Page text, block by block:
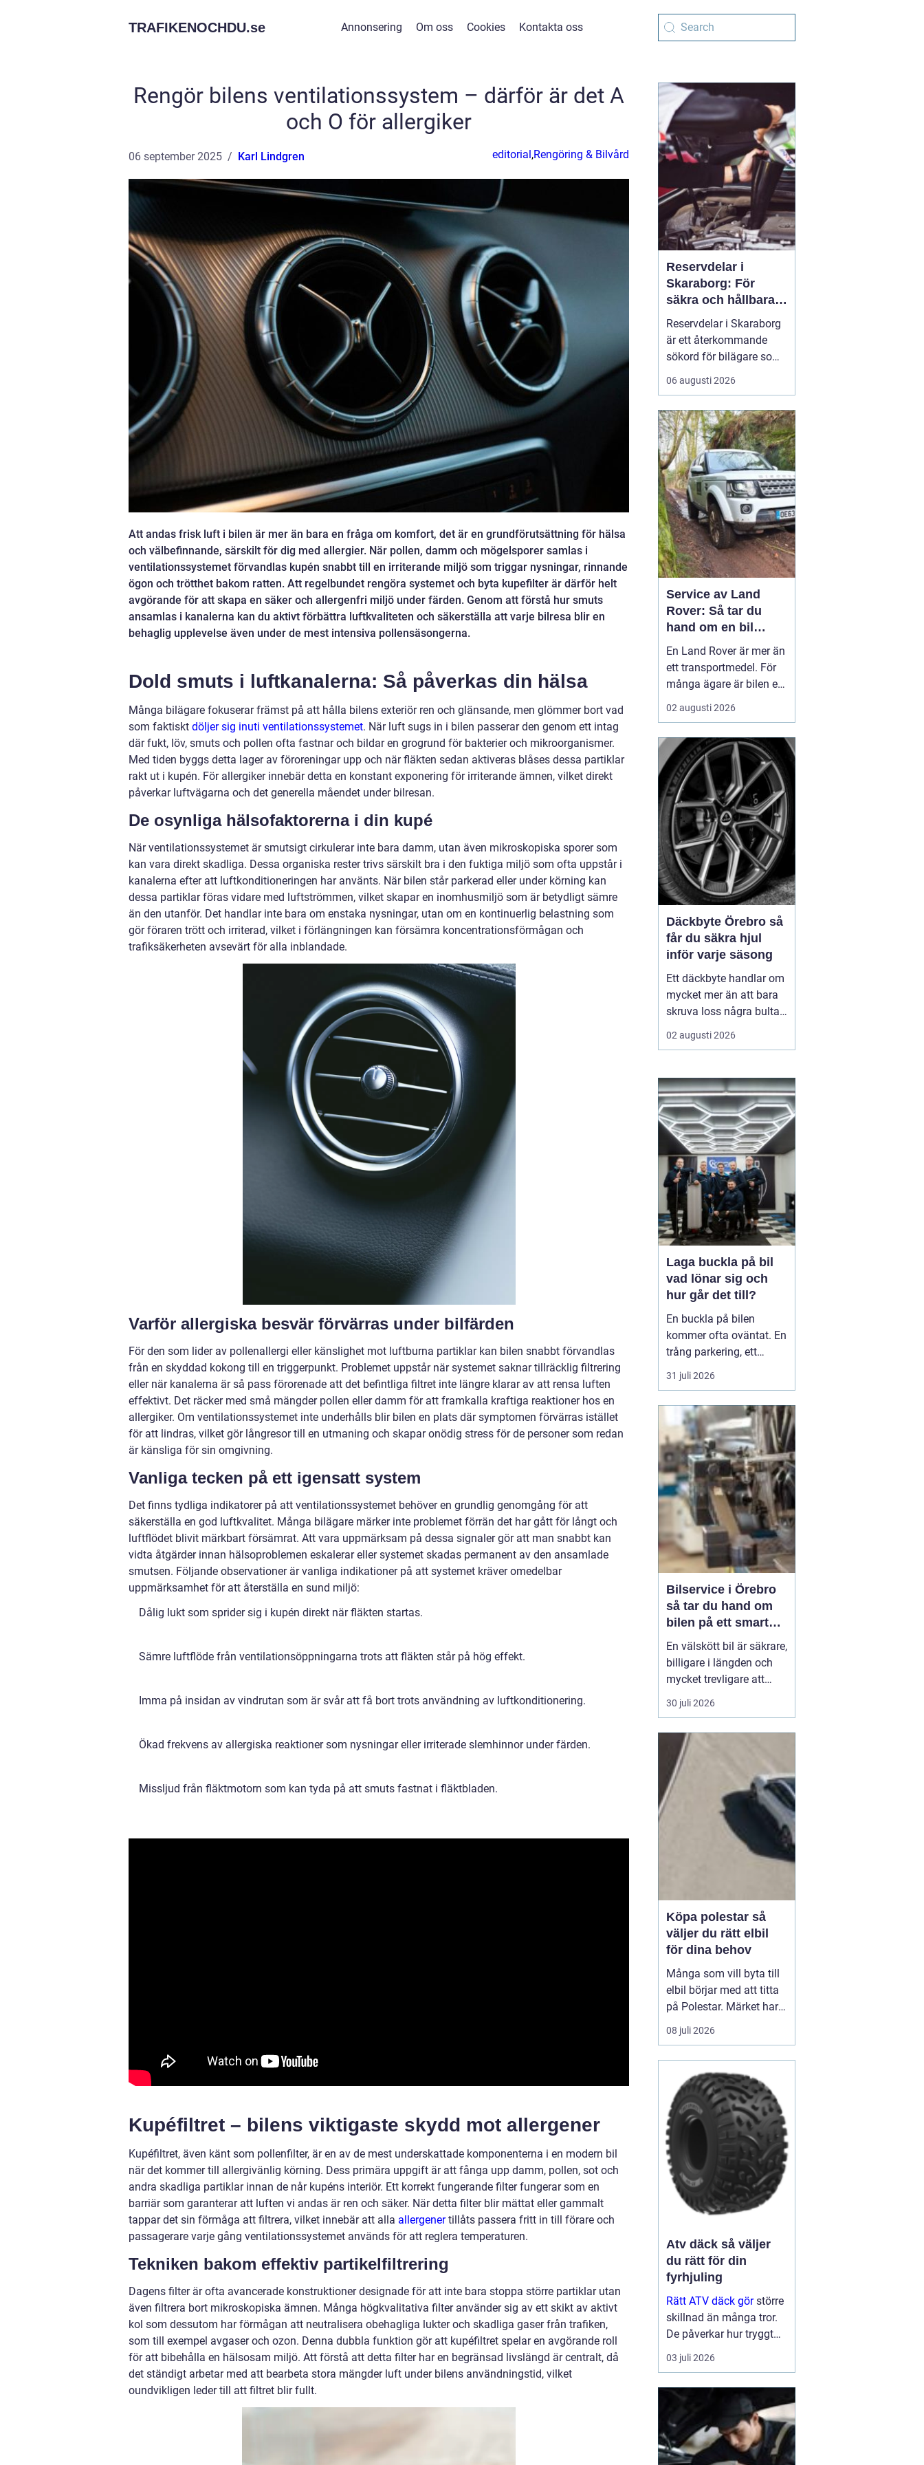
TRAFIKENOCHDU.se Annonsering Om oss Cookies Kontakta oss
Rengör bilens ventilationssystem – därför är det A
och O för allergiker
06 september 2025 Karl Lindgren editorial,Rengöring & Bilvård
Att andas frisk luft i bilen är mer än bara en fråga om komfort, det är en grundförutsättning för hälsa
och välbefinnande, särskilt för dig med allergier. När pollen, damm och mögelsporer samlas i
ventilationssystemet förvandlas kupén snabbt till en irriterande miljö som triggar nysningar, rinnande
ögon och trötthet bakom ratten. Att regelbundet rengöra systemet och byta kupefilter är därför helt
avgörande för att skapa en säker och allergenfri miljö under färden. Genom att förstå hur smuts
ansamlas i kanalerna kan du aktivt förbättra luftkvaliteten och säkerställa att varje bilresa blir en
behaglig upplevelse även under de mest intensiva pollensäsongerna.
Dold smuts i luftkanalerna: Så påverkas din hälsa
Många bilägare fokuserar främst på att hålla bilens exteriör ren och glänsande, men glömmer bort vad
som faktiskt döljer sig inuti ventilationssystemet. När luft sugs in i bilen passerar den genom ett intag
där fukt, löv, smuts och pollen ofta fastnar och bildar en grogrund för bakterier och mikroorganismer.
Med tiden byggs detta lager av föroreningar upp och när fläkten sedan aktiveras blåses dessa partiklar
rakt ut i kupén. För allergiker innebär detta en konstant exponering för irriterande ämnen, vilket direkt
påverkar luftvägarna och det generella måendet under bilresan.
De osynliga hälsofaktorerna i din kupé
När ventilationssystemet är smutsigt cirkulerar inte bara damm, utan även mikroskopiska sporer som
kan vara direkt skadliga. Dessa organiska rester trivs särskilt bra i den fuktiga miljö som ofta uppstår i
kanalerna efter att luftkonditioneringen har använts. När bilen står parkerad eller under körning kan
dessa partiklar föras vidare med luftströmmen, vilket skapar en inomhusmiljö som är betydligt sämre
än den utanför. Det handlar inte bara om enstaka nysningar, utan om en kontinuerlig belastning som
gör föraren trött och irriterad, vilket i förlängningen kan försämra koncentrationsförmågan och
trafiksäkerheten avsevärt för alla inblandade.
Varför allergiska besvär förvärras under bilfärden
För den som lider av pollenallergi eller känslighet mot luftburna partiklar kan bilen snabbt förvandlas
från en skyddad kokong till en triggerpunkt. Problemet uppstår när systemet saknar tillräcklig filtrering
eller när kanalerna är så pass förorenade att det befintliga filtret inte längre klarar av att rensa luften
effektivt. Det räcker med små mängder pollen eller damm för att framkalla kraftiga reaktioner hos en
allergiker. Om ventilationssystemet inte underhålls blir bilen en plats där symptomen förvärras istället
för att lindras, vilket gör långresor till en utmaning och skapar onödig stress för de personer som redan
är känsliga för sin omgivning.
Vanliga tecken på ett igensatt system
Det finns tydliga indikatorer på att ventilationssystemet behöver en grundlig genomgång för att
säkerställa en god luftkvalitet. Många bilägare märker inte problemet förrän det har gått för långt och
luftflödet blivit märkbart försämrat. Att vara uppmärksam på dessa signaler gör att man snabbt kan
vidta åtgärder innan hälsoproblemen eskalerar eller systemet skadas permanent av den ansamlade
smutsen. Följande observationer är vanliga indikationer på att systemet kräver omedelbar
uppmärksamhet för att återställa en sund miljö:
Dålig lukt som sprider sig i kupén direkt när fläkten startas.
Sämre luftflöde från ventilationsöppningarna trots att fläkten står på hög effekt.
Imma på insidan av vindrutan som är svår att få bort trots användning av luftkonditionering.
Ökad frekvens av allergiska reaktioner som nysningar eller irriterade slemhinnor under färden.
Missljud från fläktmotorn som kan tyda på att smuts fastnat i fläktbladen.
Kupéfiltret – bilens viktigaste skydd mot allergener
Kupéfiltret, även känt som pollenfilter, är en av de mest underskattade komponenterna i en modern bil
när det kommer till allergivänlig körning. Dess primära uppgift är att fånga upp damm, pollen, sot och
andra skadliga partiklar innan de når kupéns interiör. Ett korrekt fungerande filter fungerar som en
barriär som garanterar att luften vi andas är ren och säker. När detta filter blir mättat eller gammalt
tappar det sin förmåga att filtrera, vilket innebär att alla allergenertillåts passera fritt in till förare och
passagerare varje gång ventilationssystemet används för att reglera temperaturen.
Tekniken bakom effektiv partikelfiltrering
Dagens filter är ofta avancerade konstruktioner designade för att inte bara stoppa större partiklar utan
även filtrera bort mikroskopiska ämnen. Många högkvalitativa filter använder sig av ett skikt av aktivt
kol som dessutom har förmågan att neutralisera obehagliga lukter och skadliga gaser från trafiken,
som till exempel avgaser och ozon. Denna dubbla funktion gör att kupéfiltret spelar en avgörande roll
för att bibehålla en hälsosam miljö. Att förstå att detta filter har en begränsad livslängd är centralt, då
det ständigt arbetar med att bearbeta stora mängder luft under bilens användningstid, vilket
oundvikligen leder till att filtret blir fullt.
Reservdelar i
Skaraborg: För
säkra och hållbara
bilar
Reservdelar i Skaraborg
är ett återkommande
sökord för bilägare som
vill hålla bilen i gott
skick utan att betala
regionen vänder sig till
lokala specialister som
bvs.nu när...
06 augusti 2026
Service av Land
Rover: Så tar du
hand om en bil
byggd för tuffa
uppdrag
En Land Rover är mer än
ett transportmedel. För
många ägare är bilen ett
arbetsredskap, ett
fritidsprojekt och en del
spelar service en
avgörande roll. Rätt
skött kan...
02 augusti 2026
Däckbyte Örebro så
får du säkra hjul
inför varje säsong
Ett däckbyte handlar om
mycket mer än att bara
skruva loss några bultar.
För bilägare i Örebro kan
skillnaden mellan bra
tydligt när första
snöfallet kommer, eller
när sommarregnet gör
vägarna hala. Med rätt
kunskap om däck, da...
02 augusti 2026
Laga buckla på bil
vad lönar sig och
hur går det till?
En buckla på bilen
kommer ofta oväntat. En
trång parkering, ett
dörruppslag utanför
mataffären eller ett
Många blir osäkra direkt:
ska man anmäla till
försäkringen, åka till en
plåtverkstad eller går det
att fixa snabbt och smi...
31 juli 2026
Bilservice i Örebro
så tar du hand om
bilen på ett smart
sätt
En välskött bil är säkrare,
billigare i längden och
mycket trevligare att
köra. Trots det väntar
många bilägare i Örebro
och reparationer. I den
här artikeln får du en
enkel genomgång av
hu...
30 juli 2026
Köpa polestar så
väljer du rätt elbil
för dina behov
Många som vill byta till
elbil börjar med att titta
på Polestar. Märket har
blivit en symbol för
modern, elektrisk körning
hållbarhet går hand i
hand. Men hur vet du om
en Polestar passar dig,
och vilken modell som är
rätt val?...
08 juli 2026
Atv däck så väljer
du rätt för din
fyrhjuling
Rätt ATV däck görstörre
skillnad än många tror.
De påverkar hur tryggt
fyrhjulingen beter sig på
väg, hur effektivt den tar
och hur marken under
hjulen mår efteråt. Med
ge...
03 juli 2026